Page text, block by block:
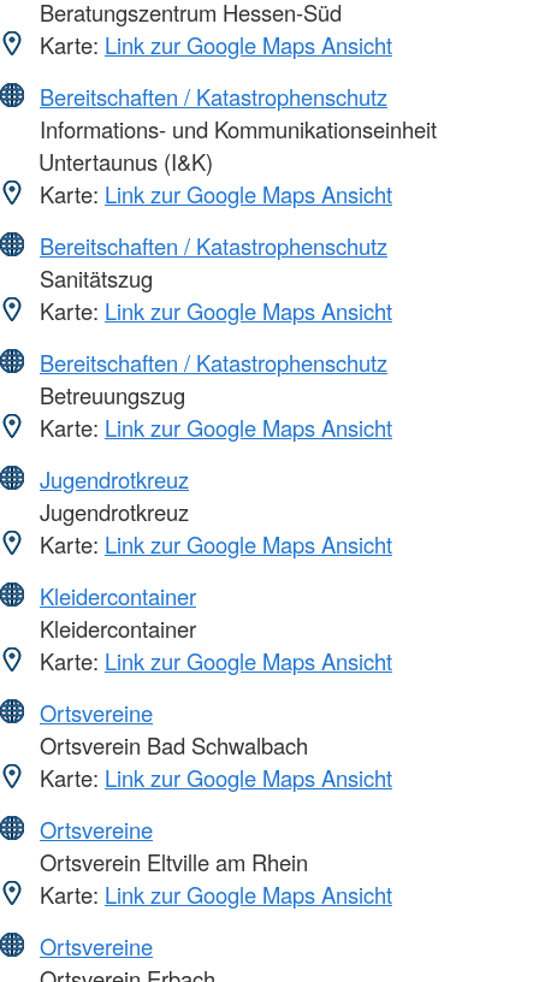
Beratungszentrum Hessen-Süd
Karte: Link zur Google Maps Ansicht
Bereitschaften / Katastrophenschutz
Informations- und Kommunikationseinheit
Untertaunus (I&K)
Karte: Link zur Google Maps Ansicht
Bereitschaften / Katastrophenschutz
Sanitätszug
Karte: Link zur Google Maps Ansicht
Bereitschaften / Katastrophenschutz
Betreuungszug
Karte: Link zur Google Maps Ansicht
Jugendrotkreuz
Jugendrotkreuz
Karte: Link zur Google Maps Ansicht
Kleidercontainer
Kleidercontainer
Karte: Link zur Google Maps Ansicht
Ortsvereine
Ortsverein Bad Schwalbach
Karte: Link zur Google Maps Ansicht
Ortsvereine
Ortsverein Eltville am Rhein
Karte: Link zur Google Maps Ansicht
Ortsvereine